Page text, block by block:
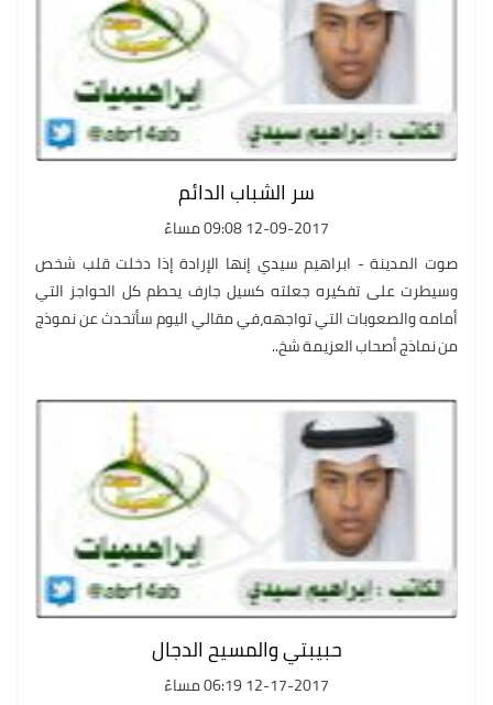
سر الشباب الدائم
12-09-2017 09:08 مساءً
صوت المدينة - ابراهيم سيدي إنها الإرادة إذا دخلت قلب شخص
وسيطرت على تفكيره جعلته كسيل جارف يحطم كل الحواجز التي
أمامه والصعوبات التي تواجهه،في مقالي اليوم سأتحدث عن نموذج
من نماذج أصحاب العزيمة شخ..
حبيبتي والمسيح الدجال
12-17-2017 06:19 مساءً